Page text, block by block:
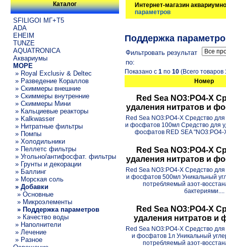
Каталог
SFILIGOI МГ+Т5
ADA
EHEIM
TUNZE
AQUATRONICA
Аквариумы
МОРЕ
» Royal Exclusiv & Deltec
» Разведение Кораллов
» Скиммеры внешние
» Скиммеры внутренние
» Скиммеры Мини
» Кальциевые реакторы
» Kalkwasser
» Нитратные фильтры
» Помпы
» Холодильники
» Пеллетс фильтры
» Угольно/антифосфат. фильтры
» Грунты и декорации
» Баллинг
» Морская соль
» Добавки
» Основные
» Микроэлементы
» Поддержка параметров
» Качество воды
» Наполнители
» Лечение
» Разное
Интернет-магазин
параметров
Поддержка
Фильтровать результат
по:
Показано с 1по 10(Всего товаров
Номер
Red Sea NO3:PO4-X
удаления нитратов и
Red Sea NO3:PO4-X Средство
и фосфатов 100мл Средство для
фосфатов RED SEA "NO3:PO4-
Red Sea NO3:PO4-X
удаления нитратов и
Red Sea NO3:PO4-X Средство
и фосфатов 500мл Уникальный
потребляемый азот-
бактериями....
Red Sea NO3:PO4-X
удаления нитратов и
Red Sea NO3:PO4-X Средство
и фосфатов 1л Уникальный
потребляемый азот-